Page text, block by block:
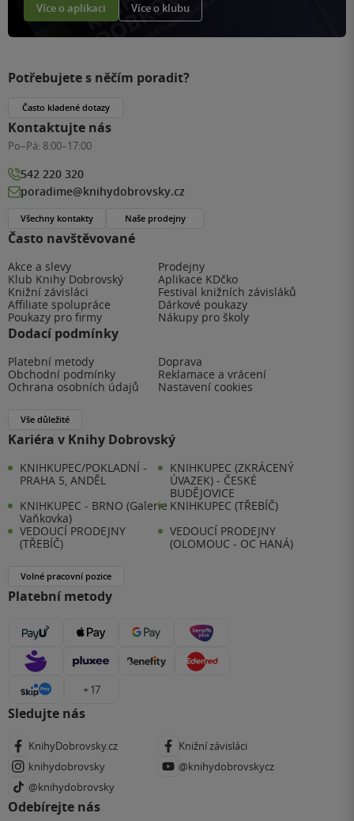
Více o aplikaci Více o klubu
Často navštěvované
Akce a slevy
Prodejny
Klub Knihy Dobrovský
Aplikace KDčko
Knižní závisláci
Festival knižních závisláků
Affiliate spolupráce
Dárkové poukazy
Poukazy pro firmy
Nákupy pro školy
Dodací podmínky
Platební metody
Doprava
Obchodní podmínky
Reklamace a vrácení
Ochrana osobních údajů
Nastavení cookies
Vše důležité
Kariéra v Knihy Dobrovský
KNIHKUPEC/POKLADNÍ -
PRAHA 5, ANDĚL
KNIHKUPEC (ZKRÁCENÝ
ÚVAZEK) - ČESKÉ
BUDĚJOVICE
KNIHKUPEC - BRNO (Galerie
Vaňkovka)
KNIHKUPEC (TŘEBÍČ)
VEDOUCÍ PRODEJNY
(TŘEBÍČ)
VEDOUCÍ PRODEJNY
(OLOMOUC - OC HANÁ)
Volné pracovní pozice
Platební metody
+ 17
Sledujte nás
KnihyDobrovsky.cz
Knižní závisláci
knihydobrovsky
@knihydobrovskycz
@knihydobrovsky
Odebírejte nás
Potřebujete s něčím poradit?
Často kladené dotazy
Kontaktujte nás
Po–Pá: 8:00–17:00
542 220 320
poradime@knihydobrovsky.cz
Všechny kontakty Naše prodejny